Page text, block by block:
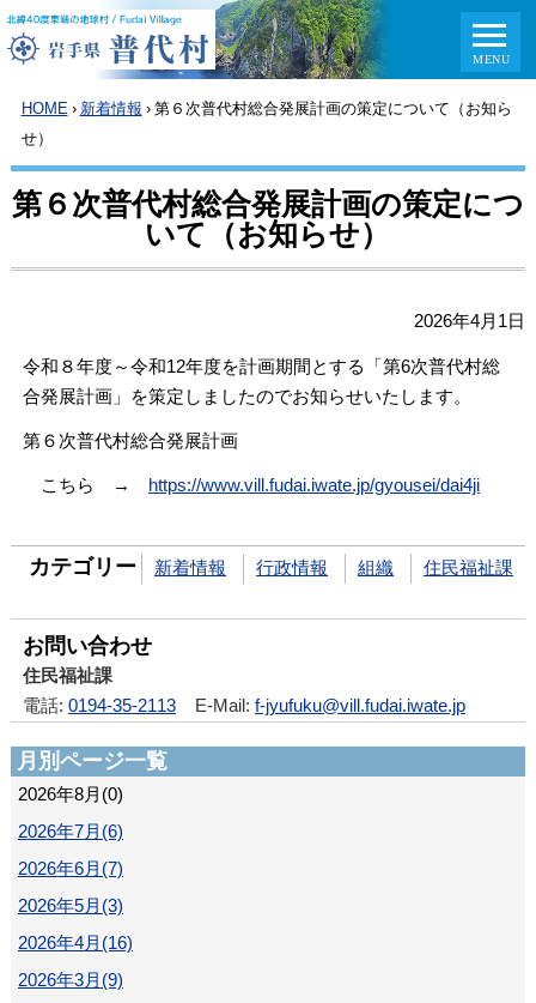
HOME › 新着情報 › 第６次普代村総合発展計画の策定について（お知ら
せ）
第６次普代村総合発展計画の策定につ
いて（お知らせ）
2026年4月1日
令和８年度～令和12年度を計画期間とする「第6次普代村総
合発展計画」を策定しましたのでお知らせいたします。
第６次普代村総合発展計画
こちら → https://www.vill.fudai.iwate.jp/gyousei/dai4ji
カテゴリー 新着情報 行政情報 組織 住民福祉課
お問い合わせ
住民福祉課
電話: 0194-35-2113 E-Mail: f-jyufuku@vill.fudai.iwate.jp
月別ページ一覧
2026年8月(0)
2026年7月(6)
2026年6月(7)
2026年5月(3)
2026年4月(16)
2026年3月(9)